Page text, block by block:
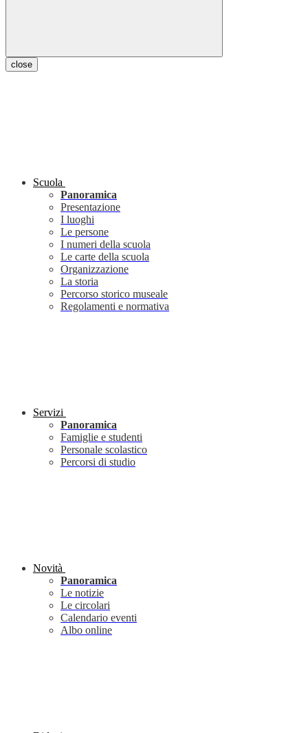
close
Scuola
Panoramica
Presentazione
I luoghi
Le persone
I numeri della scuola
Le carte della scuola
Organizzazione
La storia
Percorso storico museale
Regolamenti e normativa
Servizi
Panoramica
Famiglie e studenti
Personale scolastico
Percorsi di studio
Novità
Panoramica
Le notizie
Le circolari
Calendario eventi
Albo online